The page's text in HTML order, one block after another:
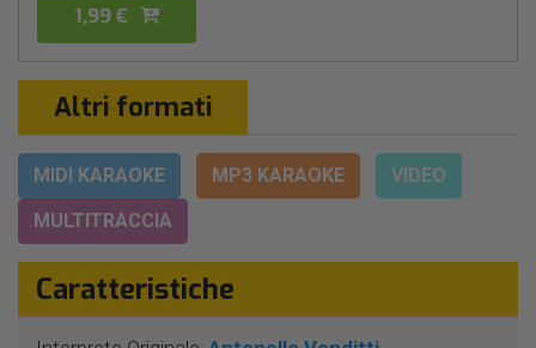
1,99 €
Altri formati
MIDI KARAOKE MP3 KARAOKE
VIDEO
MULTITRACCIA
Caratteristiche